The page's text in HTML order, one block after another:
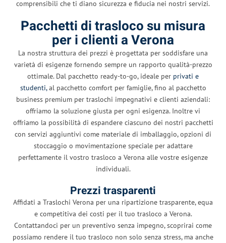
comprensibili che ti diano sicurezza e fiducia nei nostri servizi.
Pacchetti di trasloco su misura
per i clienti a Verona
La nostra struttura dei prezzi è progettata per soddisfare una
varietà di esigenze fornendo sempre un rapporto qualità-prezzo
ottimale. Dal pacchetto ready-to-go, ideale per privati e
studenti,al pacchetto comfort per famiglie, fino al pacchetto
business premium per traslochi impegnativi e clienti aziendali:
offriamo la soluzione giusta per ogni esigenza. Inoltre vi
offriamo la possibilità di espandere ciascuno dei nostri pacchetti
con servizi aggiuntivi come materiale di imballaggio, opzioni di
stoccaggio o movimentazione speciale per adattare
perfettamente il vostro trasloco a Verona alle vostre esigenze
individuali.
Prezzi trasparenti
Affidati a Traslochi Verona per una ripartizione trasparente, equa
e competitiva dei costi per il tuo trasloco a Verona.
Contattandoci per un preventivo senza impegno, scoprirai come
possiamo rendere il tuo trasloco non solo senza stress, ma anche